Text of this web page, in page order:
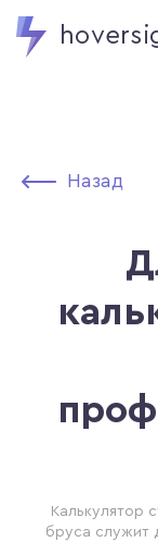
Назад
Калькулятор
бруса служит